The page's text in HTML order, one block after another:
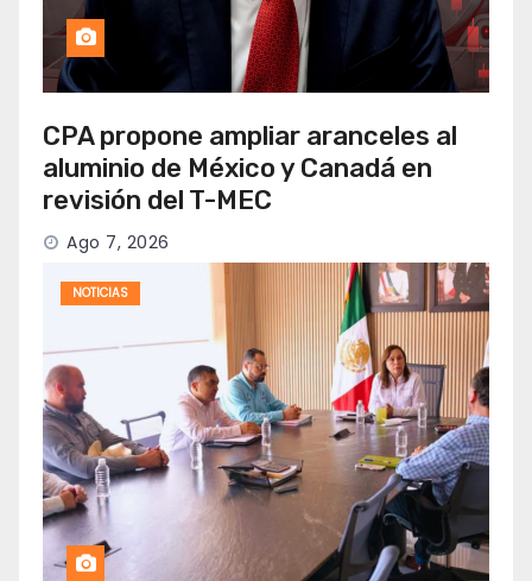
CPA propone ampliar aranceles al
aluminio de México y Canadá en
revisión del T-MEC
Ago 7, 2026
NOTICIAS